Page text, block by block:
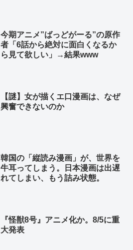
今期アニメ”ばっどがーる”の原作
者「6話から絶対に面白くなるか
ら見て欲しい」→結果www
【謎】女が描くエ口漫画は、なぜ
興奮できないのか
韓国の「縦読み漫画」が、世界を
牛耳ってしまう。日本漫画は出遅
れてしまい、もう詰み状態。
『怪獣8号』アニメ化か。8/5に重
大発表